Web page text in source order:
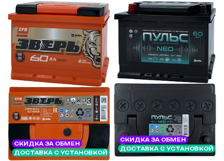
СКИДКА ЗА ОБМЕН
ДОСТАВКА С УСТАНОВКОЙ
СКИДКА ЗА ОБМЕН
ДОСТАВКА С УСТАНОВКОЙ